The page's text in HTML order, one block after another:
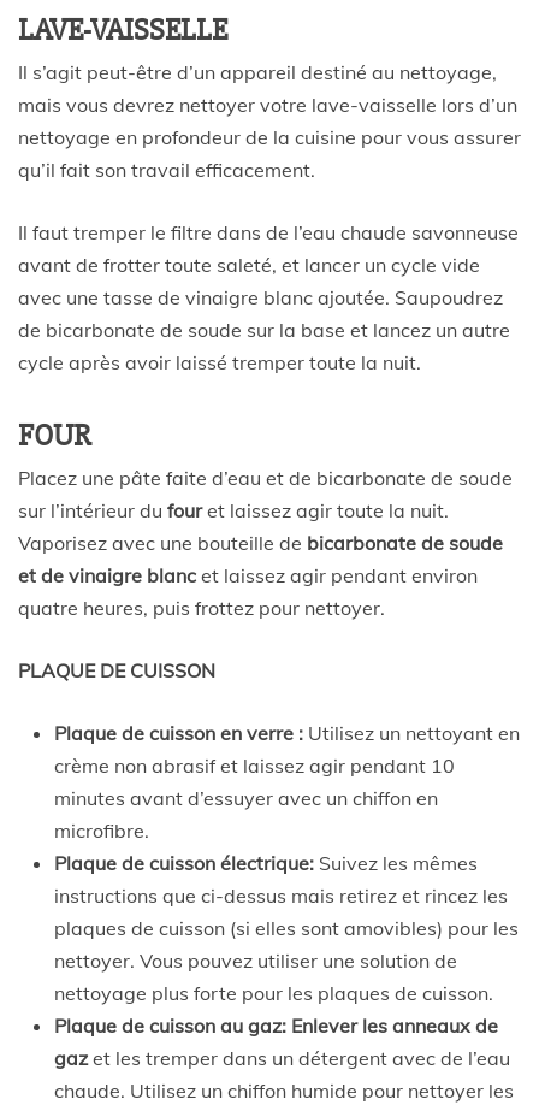
LAVE-VAISSELLE
Il s’agit peut-être d’un appareil destiné au nettoyage,
mais vous devrez nettoyer votre lave-vaisselle lors d’un
nettoyage en profondeur de la cuisine pour vous assurer
qu’il fait son travail efficacement.
Il faut tremper le filtre dans de l’eau chaude savonneuse
avant de frotter toute saleté, et lancer un cycle vide
avec une tasse de vinaigre blanc ajoutée. Saupoudrez
de bicarbonate de soude sur la base et lancez un autre
cycle après avoir laissé tremper toute la nuit.
FOUR
Placez une pâte faite d’eau et de bicarbonate de soude
sur l’intérieur du fouret laissez agir toute la nuit.
Vaporisez avec une bouteille de bicarbonate de soude
et de vinaigre blanc et laissez agir pendant environ
quatre heures, puis frottez pour nettoyer.
PLAQUE DE CUISSON
Plaque de cuisson en verre : Utilisez un nettoyant en
crème non abrasif et laissez agir pendant 10
minutes avant d’essuyer avec un chiffon en
microfibre.
Plaque de cuisson électrique: Suivez les mêmes
instructions que ci-dessus mais retirez et rincez les
plaques de cuisson (si elles sont amovibles) pour les
nettoyer. Vous pouvez utiliser une solution de
nettoyage plus forte pour les plaques de cuisson.
Plaque de cuisson au gaz: Enlever les anneaux de
gazet les tremper dans un détergent avec de l’eau
chaude. Utilisez un chiffon humide pour nettoyer les